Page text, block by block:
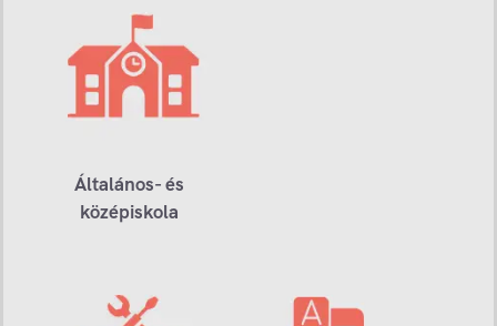
Általános- és
középiskola